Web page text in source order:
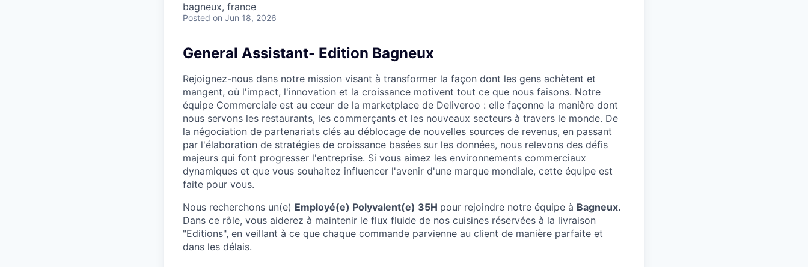
bagneux, france
Posted on Jun 18, 2026
General Assistant- Edition Bagneux
Rejoignez-nous dans notre mission visant à transformer la façon dont les gens achètent et
mangent, où l'impact, l'innovation et la croissance motivent tout ce que nous faisons. Notre
équipe Commerciale est au cœur de la marketplace de Deliveroo : elle façonne la manière dont
nous servons les restaurants, les commerçants et les nouveaux secteurs à travers le monde. De
la négociation de partenariats clés au déblocage de nouvelles sources de revenus, en passant
par l'élaboration de stratégies de croissance basées sur les données, nous relevons des défis
majeurs qui font progresser l'entreprise. Si vous aimez les environnements commerciaux
dynamiques et que vous souhaitez influencer l'avenir d'une marque mondiale, cette équipe est
faite pour vous.
Nous recherchons un(e) Employé(e) Polyvalent(e) 35H pour rejoindre notre équipe à Bagneux.
Dans ce rôle, vous aiderez à maintenir le flux fluide de nos cuisines réservées à la livraison
"Editions", en veillant à ce que chaque commande parvienne au client de manière parfaite et
dans les délais.